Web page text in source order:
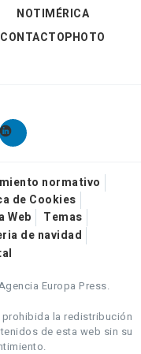
NOTIMÉRICA
CONTACTOPHOTO
normativo
de Cookies
Web
Temas
de navidad
Europa Press.
prohibida la redistribución
de esta web sin su